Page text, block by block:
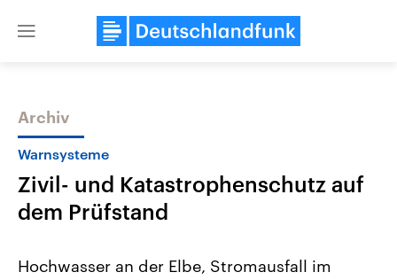
Close
Themen
Archiv
Warnsysteme
Zivil- und Katastrophenschutz auf
dem Prüfstand
Hochwasser an der Elbe, Stromausfall im